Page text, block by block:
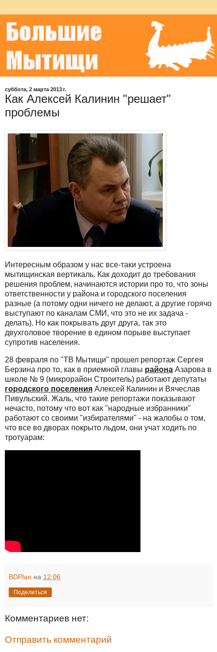
суббота, 2 марта 2013 г.
Как Алексей Калинин "решает"
проблемы
Интересным образом у нас все-таки устроена
мытищинская вертикаль. Как доходит до требования
решения проблем, начинаются истории про то, что зоны
ответственности у района и городского поселения
разные (а потому одни ничего не делают, а другие горячо
выступают по каналам СМИ, что это не их задача -
делать). Но как покрывать друг друга, так это
двухголовое творение в едином порыве выступает
супротив населения.
28 февраля по "ТВ Мытищи" прошел репортаж Сергея
Берзина про то, как в приемной главы района Азарова в
школе № 9 (микрорайон Строитель) работают депутаты
городского поселения Алексей Калинин и Вячеслав
Пивульский. Жаль, что такие репортажи показывают
нечасто, потому что вот как "народные избранники"
работают со своими "избирателями" - на жалобы о том,
что все во дворах покрыто льдом, они учат ходить по
тротуарам:
BDPlan на 12:06
Поделиться
Комментариев нет:
Отправить комментарий